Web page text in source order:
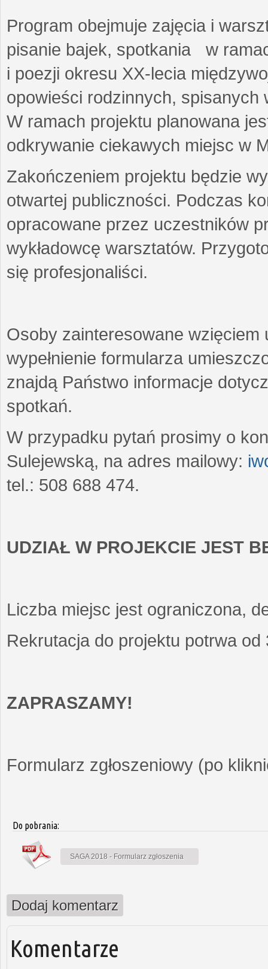
Program obejmuje zajęcia i
pisanie bajek, spotkania w
i poezji okresu XX-lecia
opowieści rodzinnych,
W ramach projektu planowana
odkrywanie ciekawych miejsc w
Zakończeniem projektu będzie
otwartej publiczności. Podczas
opracowane przez uczestników
wykładowcę warsztatów.
się profesjonaliści.
Osoby zainteresowane wzięciem
wypełnienie formularza
znajdą Państwo informacje
spotkań.
W przypadku pytań prosimy o
Sulejewską, na adres mailowy:
tel.: 508 688 474.
UDZIAŁ W PROJEKCIE JEST
Liczba miejsc jest ograniczona,
Rekrutacja do projektu potrwa
ZAPRASZAMY!
Formularz zgłoszeniowy (po
Do pobrania:
SAGA 2018 - Formularz zgłoszenia
Dodaj komentarz
Komentarze